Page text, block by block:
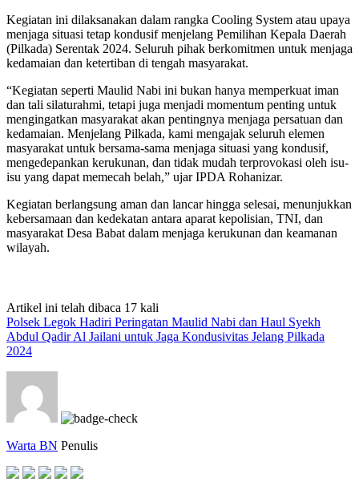
Kegiatan ini dilaksanakan dalam rangka Cooling System atau upaya
menjaga situasi tetap kondusif menjelang Pemilihan Kepala Daerah
(Pilkada) Serentak 2024. Seluruh pihak berkomitmen untuk menjaga
kedamaian dan ketertiban di tengah masyarakat.
“Kegiatan seperti Maulid Nabi ini bukan hanya memperkuat iman
dan tali silaturahmi, tetapi juga menjadi momentum penting untuk
mengingatkan masyarakat akan pentingnya menjaga persatuan dan
kedamaian. Menjelang Pilkada, kami mengajak seluruh elemen
masyarakat untuk bersama-sama menjaga situasi yang kondusif,
mengedepankan kerukunan, dan tidak mudah terprovokasi oleh isu-
isu yang dapat memecah belah,” ujar IPDA Rohanizar.
Kegiatan berlangsung aman dan lancar hingga selesai, menunjukkan
kebersamaan dan kedekatan antara aparat kepolisian, TNI, dan
masyarakat Desa Babat dalam menjaga kerukunan dan keamanan
wilayah.
Artikel ini telah dibaca 17 kali
Polsek Legok Hadiri Peringatan Maulid Nabi dan Haul Syekh
Abdul Qadir Al Jailani untuk Jaga Kondusivitas Jelang Pilkada
2024
Warta BN Penulis